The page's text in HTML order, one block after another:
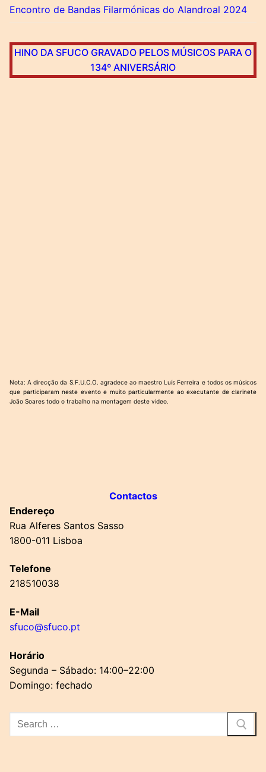
Encontro de Bandas Filarmónicas do Alandroal 2024
HINO DA SFUCO GRAVADO PELOS MÚSICOS PARA O
134º ANIVERSÁRIO
Nota: A direcção da S.F.U.C.O. agradece ao maestro Luís Ferreira e todos os músicos
que participaram neste evento e muito particularmente ao executante de clarinete
João Soares todo o trabalho na montagem deste video.
Contactos
Endereço
Rua Alferes Santos Sasso
1800-011 Lisboa
Telefone
218510038
E-Mail
sfuco@sfuco.pt
Horário
Segunda – Sábado: 14:00–22:00
Domingo: fechado
Pesquisar
por: